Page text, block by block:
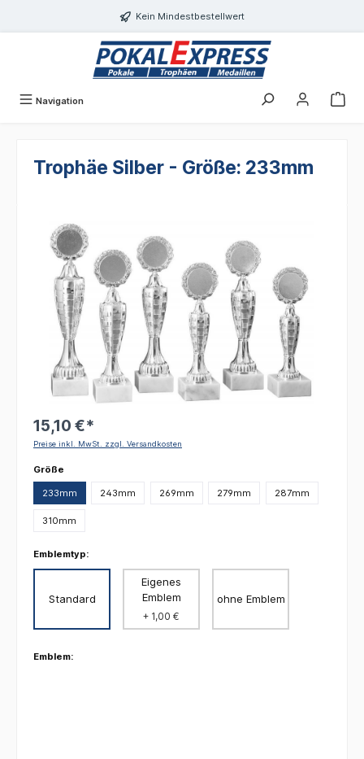
Kein Mindestbestellwert
Navigation
Trophäe Silber - Größe: 233mm
Bildergalerie überspringen
15,10 €*
Preise inkl. MwSt. zzgl. Versandkosten
Größe
233mm 243mm 269mm 279mm 287mm
310mm
Emblemtyp:
Standard
Eigenes
Emblem
+ 1,00 €
ohne Emblem
Emblem: